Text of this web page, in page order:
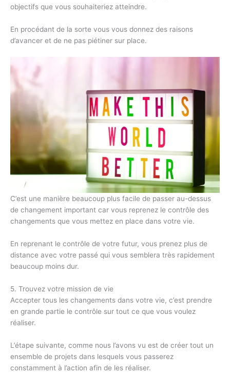
objectifs que vous souhaiteriez atteindre.
En procédant de la sorte vous vous donnez des raisons
d’avancer et de ne pas piétiner sur place.
C’est une manière beaucoup plus facile de passer au-dessus
de changement important car vous reprenez le contrôle des
changements que vous mettez en place dans votre vie.
En reprenant le contrôle de votre futur, vous prenez plus de
distance avec votre passé qui vous semblera très rapidement
beaucoup moins dur.
5. Trouvez votre mission de vie
Accepter tous les changements dans votre vie, c’est prendre
en grande partie le contrôle sur tout ce que vous voulez
réaliser.
L’étape suivante, comme nous l’avons vu est de créer tout un
ensemble de projets dans lesquels vous passerez
constamment à l’action afin de les réaliser.